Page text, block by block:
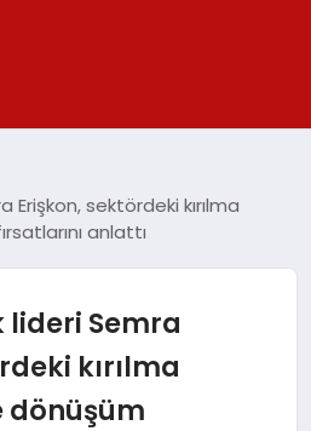
sektördeki kırılma
anlattı
lideri Semra
kırılma
dönüşüm